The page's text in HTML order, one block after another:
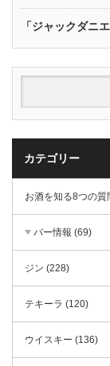
「ジャックダニ
カテゴリー
お酒を知る8つの質
バー情報 (69)
ジン (228)
テキーラ (120)
ウイスキー (136)